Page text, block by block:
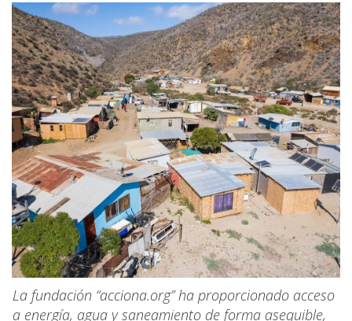
La fundación “acciona.org” ha proporcionado acceso
a energía, agua y saneamiento de forma asequible,